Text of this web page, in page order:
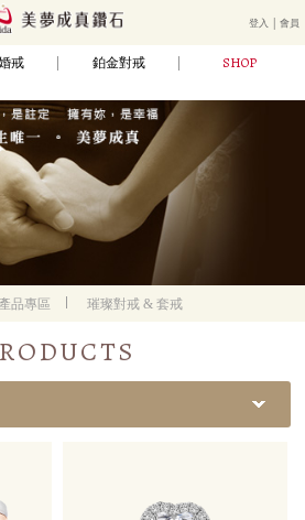
登入 │會員
戒 鉑金對戒 SHOP
產品專區 璀璨對戒 & 套戒